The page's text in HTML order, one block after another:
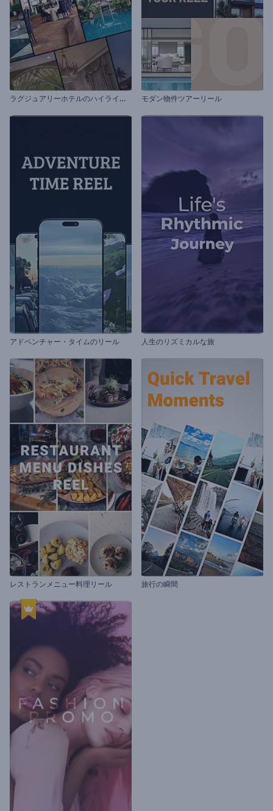
ラ
グジュアリーホテルのハイライトリール モダン物件ツアーリール
アドベンチャー・タイムのリール 人生のリズミカルな旅
レストランメニュー料理リール 旅行の瞬間